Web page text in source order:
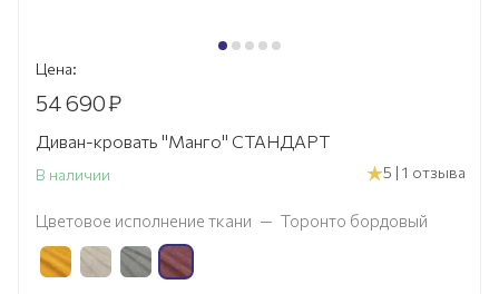
Цена:
54 690₽
Диван-кровать "Манго" СТАНДАРТ
В наличии 5 | 1 отзыва
Цветовое исполнение ткани — Торонто бордовый